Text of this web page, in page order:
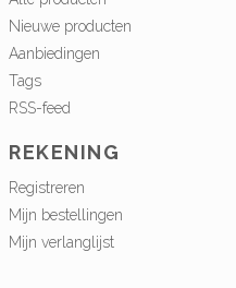
Nieuwe producten
Aanbiedingen
Tags
RSS-feed
REKENING
Registreren
Mijn bestellingen
Mijn verlanglijst